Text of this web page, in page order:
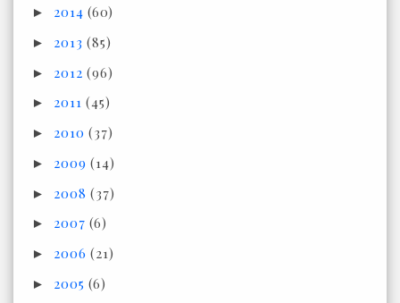
► 2014(60)
► 2013(85)
► 2012(96)
► 2011(45)
► 2010(37)
► 2009(14)
► 2008(37)
► 2007(6)
► 2006(21)
► 2005(6)